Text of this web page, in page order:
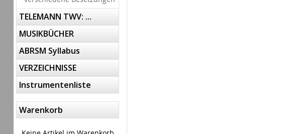
TELEMANN TWV: ...
MUSIKBÜCHER
ABRSM Syllabus
VERZEICHNISSE
Instrumentenliste
Warenkorb